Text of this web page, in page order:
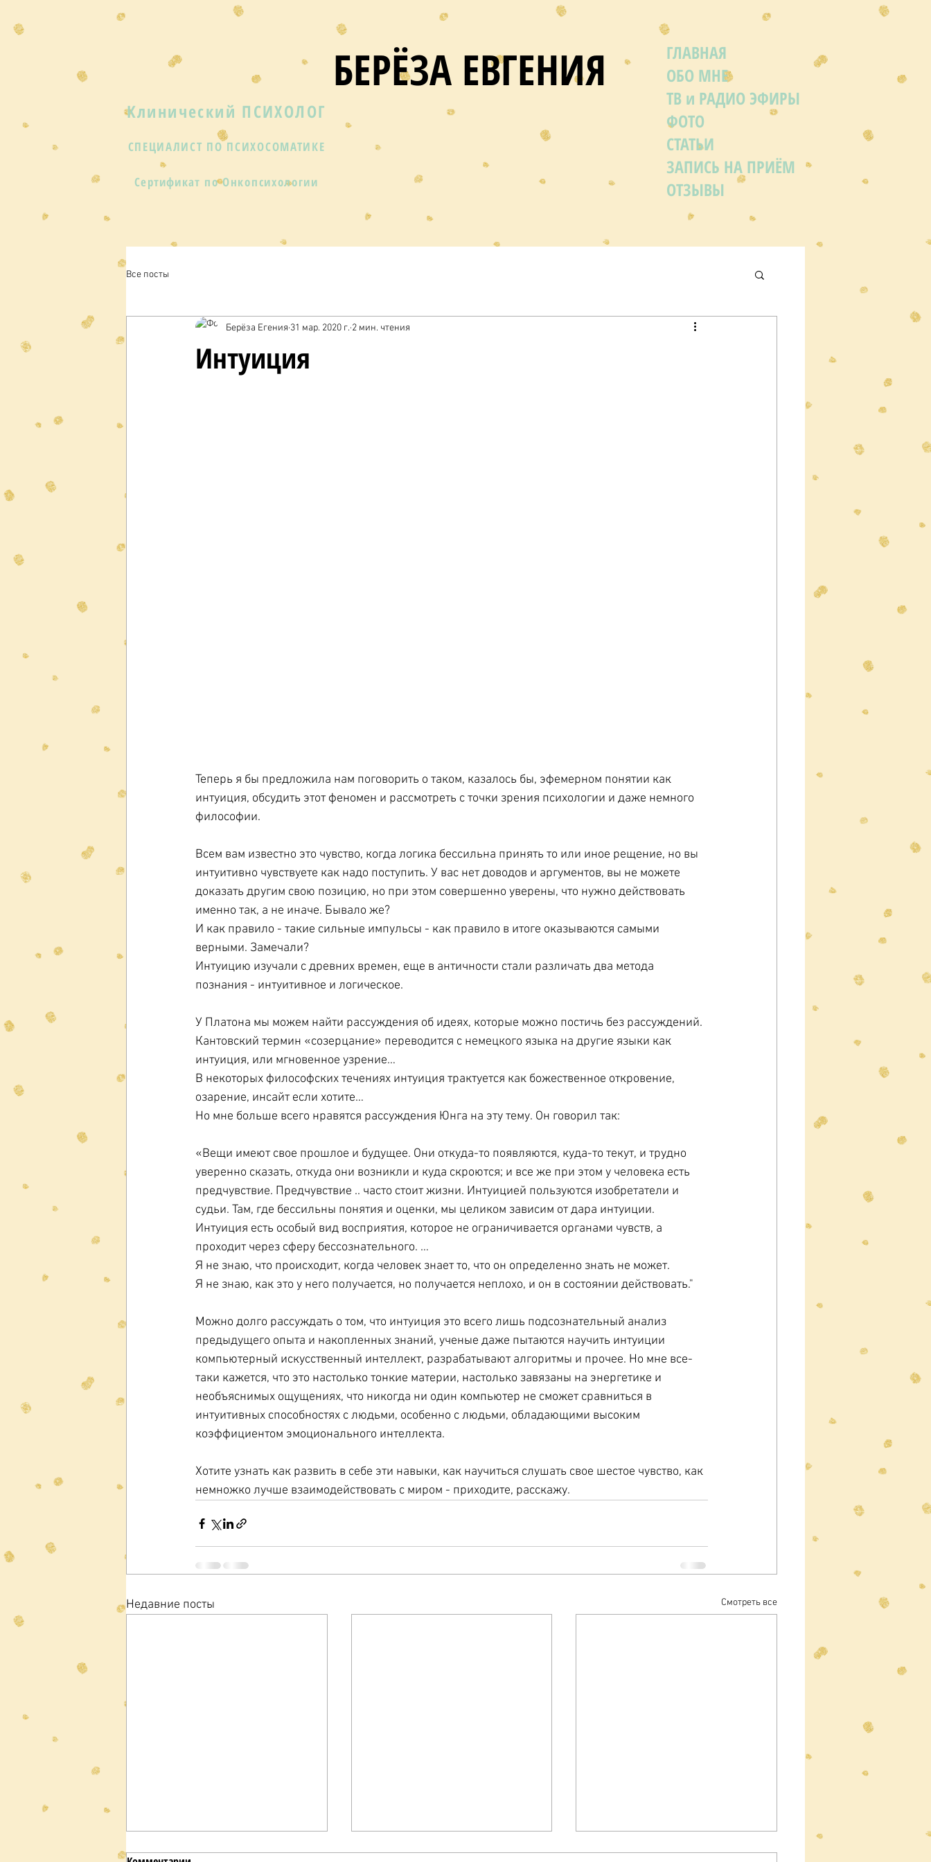
Клинический ПСИХОЛОГ
СПЕЦИАЛИСТ ПО ПСИХОСОМАТИКЕ
Сертификат по Онкопсихологии
БЕРЁЗА ЕВГЕНИЯ
ГЛАВНАЯ
ОБО МНЕ
ТВ и РАДИО ЭФИРЫ
ФОТО
СТАТЬИ
ЗАПИСЬ НА ПРИЁМ
ОТЗЫВЫ
Все посты
Интуиция
Берёза Егения 31 мар. 2020 г. 2 мин. чтения
Теперь я бы предложила нам поговорить о таком, казалось бы, эфемерном понятии как
интуиция, обсудить этот феномен и рассмотреть с точки зрения психологии и даже немного
философии.
Всем вам известно это чувство, когда логика бессильна принять то или иное рещение, но вы
интуитивно чувствуете как надо поступить. У вас нет доводов и аргументов, вы не можете
доказать другим свою позицию, но при этом совершенно уверены, что нужно действовать
именно так, а не иначе. Бывало же?
И как правило - такие сильные импульсы - как правило в итоге оказываются самыми
верными. Замечали?
Интуицию изучали с древних времен, еще в античности стали различать два метода
познания - интуитивное и логическое.
У Платона мы можем найти рассуждения об идеях, которые можно постичь без рассуждений.
Кантовский термин «созерцание» переводится с немецкого языка на другие языки как
интуиция, или мгновенное узрение…
В некоторых философских течениях интуиция трактуется как божественное откровение,
озарение, инсайт если хотите…
Но мне больше всего нравятся рассуждения Юнга на эту тему. Он говорил так:
«Вещи имеют свое прошлое и будущее. Они откуда-то появляются, куда-то текут, и трудно
уверенно сказать, откуда они возникли и куда скроются; и все же при этом у человека есть
предчувствие. Предчувствие .. часто стоит жизни. Интуицией пользуются изобретатели и
судьи. Там, где бессильны понятия и оценки, мы целиком зависим от дара интуиции.
Интуиция есть особый вид восприятия, которое не ограничивается органами чувств, а
проходит через сферу бессознательного. …
Я не знаю, что происходит, когда человек знает то, что он определенно знать не может.
Я не знаю, как это у него получается, но получается неплохо, и он в состоянии действовать."
Можно долго рассуждать о том, что интуиция это всего лишь подсознательный анализ
предыдущего опыта и накопленных знаний, ученые даже пытаются научить интуиции
компьютерный искусственный интеллект, разрабатывают алгоритмы и прочее. Но мне все-
таки кажется, что это настолько тонкие материи, настолько завязаны на энергетике и
необъяснимых ощущениях, что никогда ни один компьютер не сможет сравниться в
интуитивных способностях с людьми, особенно с людьми, обладающими высоким
коэффициентом эмоционального интеллекта.
Хотите узнать как развить в себе эти навыки, как научиться слушать свое шестое чувство, как
немножко лучше взаимодействовать с миром - приходите, расскажу.
Недавние посты Смотреть все